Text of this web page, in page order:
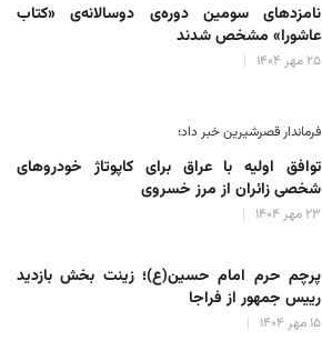
نامزدهای سومین دوره‌ی دوسالانه‌ی «کتاب
عاشورا» مشخص شدند
۲۵ مهر ۱۴۰۴
فرماندار قصرشیرین خبر داد؛
توافق اولیه با عراق برای کاپوتاژ خودروهای
شخصی زائران از مرز خسروی
۲۳ مهر ۱۴۰۴
پرچم حرم امام حسین(ع)؛ زینت بخش بازدید
رییس جمهور از فراجا
۱۵ مهر ۱۴۰۴